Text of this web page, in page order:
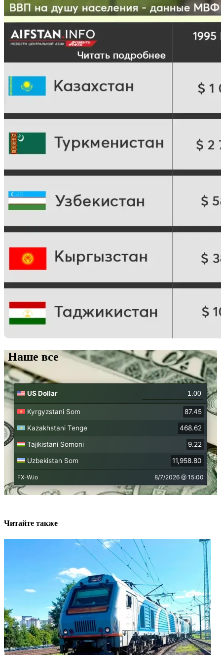
Наше все
Читайте также